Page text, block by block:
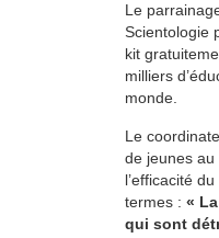
Le
Scientologie
kit
milliers
monde.
Le
de jeunes
l’efficacité
termes : «
qui sont